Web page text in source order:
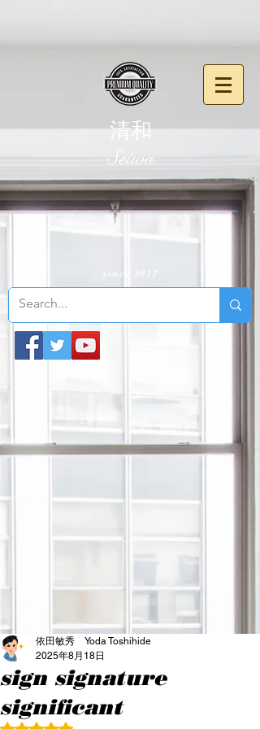
清和
​Seiwa
since 2017
sign signature
significant
依田敏秀 Yoda Toshihide
2025年8月18日